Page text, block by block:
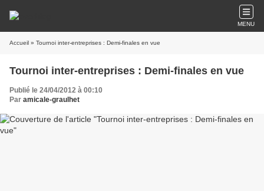
MENU
Accueil » Tournoi inter-entreprises : Demi-finales en vue
Tournoi inter-entreprises : Demi-finales en vue
Publié le 24/04/2012 à 00:10
Par amicale-graulhet